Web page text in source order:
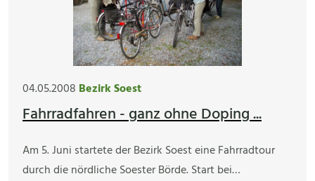
04.05.2008 Bezirk Soest
Fahrradfahren - ganz ohne Doping ...
Am 5. Juni startete der Bezirk Soest eine Fahrradtour
durch die nördliche Soester Börde. Start bei…